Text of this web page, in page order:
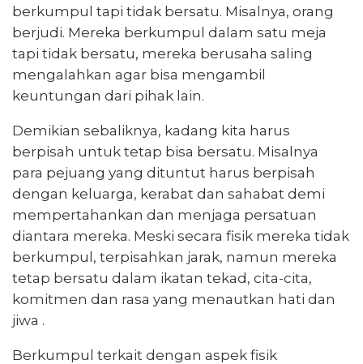
berkumpul tapi tidak bersatu. Misalnya, orang
berjudi. Mereka berkumpul dalam satu meja
tapi tidak bersatu, mereka berusaha saling
mengalahkan agar bisa mengambil
keuntungan dari pihak lain.
Demikian sebaliknya, kadang kita harus
berpisah untuk tetap bisa bersatu. Misalnya
para pejuang yang dituntut harus berpisah
dengan keluarga, kerabat dan sahabat demi
mempertahankan dan menjaga persatuan
diantara mereka. Meski secara fisik mereka tidak
berkumpul, terpisahkan jarak, namun mereka
tetap bersatu dalam ikatan tekad, cita-cita,
komitmen dan rasa yang menautkan hati dan
jiwa .
Berkumpul terkait dengan aspek fisik